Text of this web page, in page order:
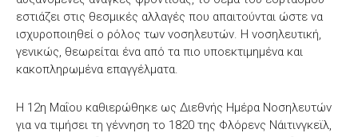
εστιάζει στις θεσμικές αλλαγές που απαιτούνται ώστε να
ισχυροποιηθεί ο ρόλος των νοσηλευτών. Η νοσηλευτική,
γενικώς, θεωρείται ένα από τα πιο υποεκτιμημένα και
κακοπληρωμένα επαγγέλματα.
Η 12η Μαΐου καθιερώθηκε ως Διεθνής Ημέρα Νοσηλευτών
για να τιμήσει τη γέννηση το 1820 της Φλόρενς Νάιτινγκεϊλ,